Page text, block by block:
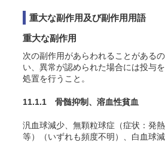
重大な副作用及び副作用用語
重大な副作用
次の副作用があらわれることがある
い、異常が認められた場合には投与
処置を行うこと。
11.1.1 骨髄抑制、溶血性貧血
汎血球減少、無顆粒球症（症状：発
等）（いずれも頻度不明）、白血球